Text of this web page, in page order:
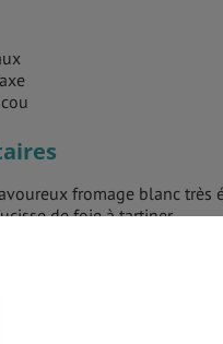
fromage blanc très
de foie à tartiner